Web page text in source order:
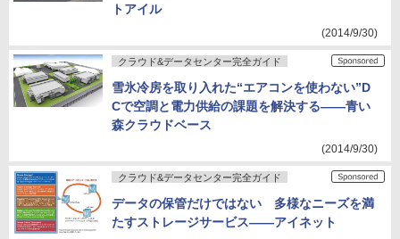
トアイル
(2014/9/30)
クラウド&データセンター完全ガイド
雪氷冷房を取り入れた“エアコンを使わない”D
Cで空調と電力供給の課題を解決する――青い
森クラウドベース
(2014/9/30)
クラウド&データセンター完全ガイド
データの保管だけではない 多様なニーズを満
たすストレージサービス――アイネット